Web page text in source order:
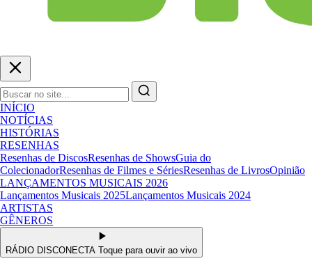
INÍCIO
NOTÍCIAS
HISTÓRIAS
RESENHAS
Resenhas de DiscosResenhas de ShowsGuia do
ColecionadorResenhas de Filmes e SériesResenhas de LivrosOpinião
LANÇAMENTOS MUSICAIS 2026
Lançamentos Musicais 2025Lançamentos Musicais 2024
ARTISTAS
GÊNEROS
RÁDIO DISCONECTA Toque para ouvir ao vivo